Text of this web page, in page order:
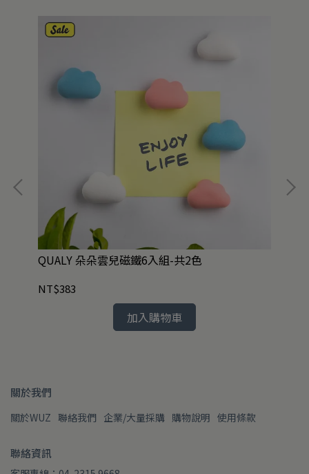
QUALY 朵朵雲兒磁鐵6入組-共2色
NT$383
加入購物車
關於我們
關於WUZ 聯絡我們 企業/大量採購 購物說明 使用條款
聯絡資訊